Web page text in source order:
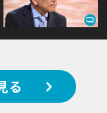
る